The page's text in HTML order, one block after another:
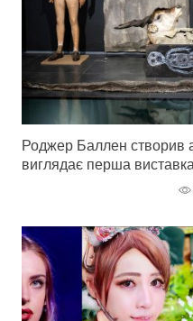
Роджер Баллен створив
виглядає перша виставка